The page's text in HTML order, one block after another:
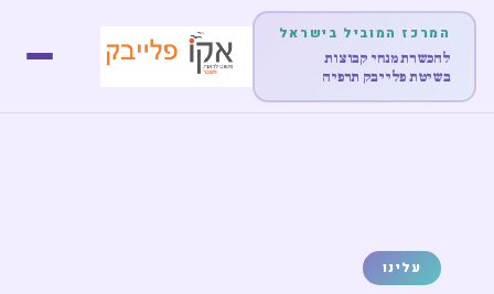
המרכז המוביל בישראל
להכשרת מנחי קבוצות
בשיטת פלייבק תרפיה
עלינו